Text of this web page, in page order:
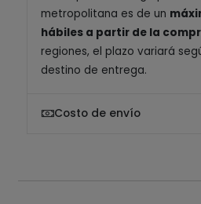
metropolitana es de un
hábiles a partir de la
regiones, el plazo variará
destino de entrega.
Costo de envío